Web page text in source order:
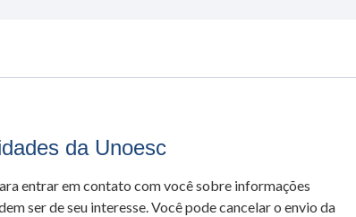
da Unoesc
entrar em contato com você sobre informações
ser de seu interesse. Você pode cancelar o envio da